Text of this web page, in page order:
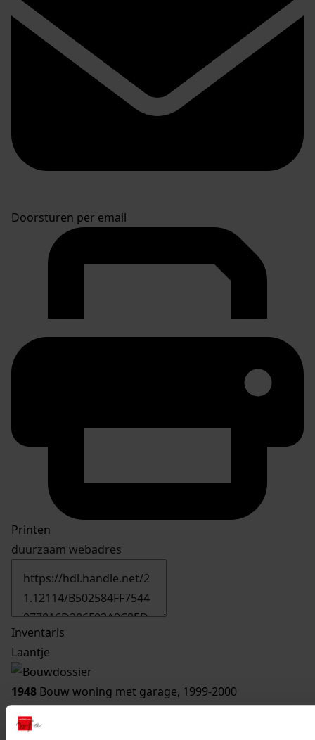
Doorsturen per email
Printen
duurzaam webadres
Inventaris
Laantje
1948 Bouw woning met garage, 1999-2000
Datering:
1999-2000